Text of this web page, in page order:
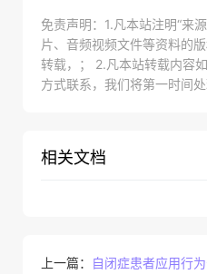
免责声明：1.凡本站注明“来
片、音频视频文件等资料的
转载，； 2.凡本站转载内容
方式联系，我们将第一时间处
相关文档
上一篇：
自闭症患者应用行